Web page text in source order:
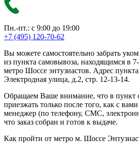
Пн.-пт.: с 9:00 до 19:00
+7 (495) 120-70-62
Вы можете самостоятельно забрать
из пункта самовывоза, находящимся в
метро Шоссе энтузиастов. Адрес
Электродная улица, д.2, стр. 12-13-14.
Обращаем Ваше внимание, что в пункт
приезжать только после того, как с
менеджер (по телефону, СМС,
что заказ собран и готов к выдаче.
Как пройти от метро м. Шоссе